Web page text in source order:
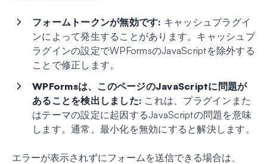
フォームトークンが無効です: キャッシュプラグイ
ンによって発生することがあります。キャッシュプ
ラグインの設定でWPFormsのJavaScriptを除外する
ことで修正します。
WPFormsは、このページのJavaScriptに問題が
あることを検出しました: これは、プラグインまた
はテーマの設定に起因するJavaScriptの問題を意味
します。通常、最小化を無効にすると解決します。
エラーが表示されずにフォームを送信できる場合は、